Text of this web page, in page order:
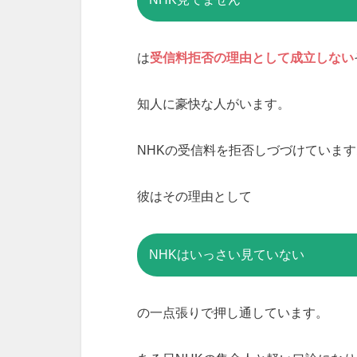
は受信料拒否の理由として成立しない
知人に豪快な人がいます。
NHKの受信料を拒否しづづけています
彼はその理由として
NHKはいっさい見ていない
の一点張りで押し通しています。